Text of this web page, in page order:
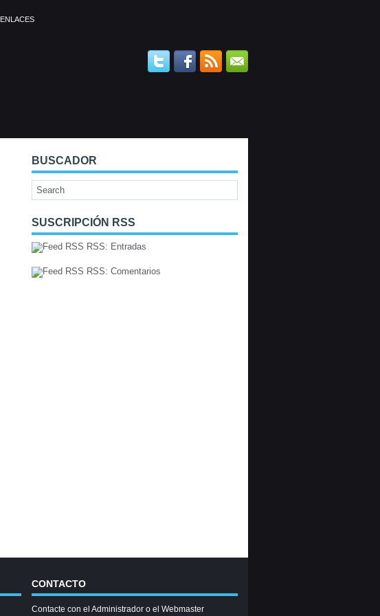
ENLACES
BUSCADOR
SUSCRIPCIÓN RSS
RSS: Entradas
RSS: Comentarios
CONTACTO
Contacte con el Administrador o el Webmaster